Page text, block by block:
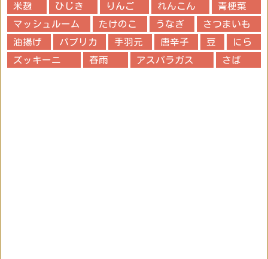
米麹
ひじき りんご れんこん
青梗菜
マッシュルーム
たけのこ うなぎ
さつまいも
油揚げ
パプリカ 手羽元 唐辛子 豆
にら
ズッキーニ
春雨 アスパラガス さば